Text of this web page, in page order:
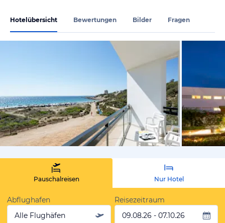
Hotelübersicht Bewertungen Bilder Fragen
vom
Pauschalreisen Nur Hotel
Abflughafen
Alle Flughäfen
Reisezeitraum
09.08.26 - 07.10.26